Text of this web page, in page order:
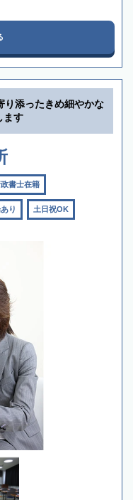
り添ったきめ細やかな
ます
書士在籍
り 土日祝OK